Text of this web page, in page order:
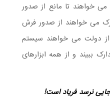
خواهند تا مانع از صدور
می خواهند از صدور فرش
دولت می خواهند سیستم
ببیند و از همه ابزارهای
نرسد فریاد است!